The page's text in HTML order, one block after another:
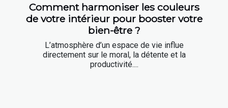
Comment harmoniser les couleurs
de votre intérieur pour booster votre
bien-être ?
L’atmosphère d’un espace de vie influe
directement sur le moral, la détente et la
productivité....